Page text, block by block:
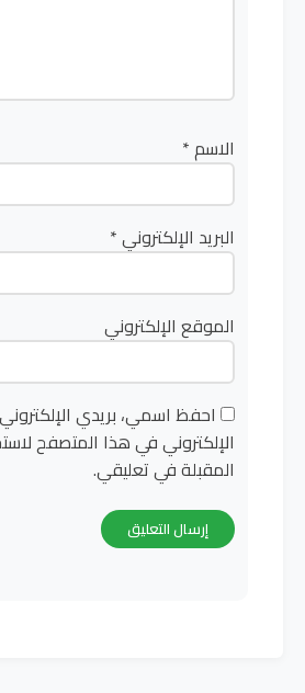
الاسم*
البريد الإلكتروني*
الموقع الإلكتروني
احفظ اسمي، بريدي
الإلكتروني في هذا المتصفح
المقبلة في تعليقي.